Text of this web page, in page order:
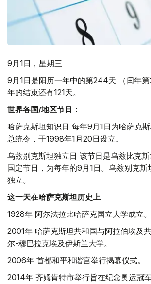
9月1日，星期三
9月1日是阳历一年中的第244天 （闰年
年的结束还有121天。
世界各国/地区节日：
哈萨克斯坦知识日 每年9月1日为哈萨克
总统令，于1998年1月20日设立。
乌兹别克斯坦独立日 该节日是乌兹比克
国定节日，为每年的9月1日。乌兹别克斯
独立。
这一天在哈萨克斯坦历史上
1928年 阿尔法拉比哈萨克国立大学成立。
2001年 哈萨克斯坦共和国与阿拉伯埃及
尔-穆巴拉克埃及伊斯兰大学。
2006年 首都和平和谐宫举行揭幕仪式。
2014年 齐姆肯特市举行旨在纪念奥运冠